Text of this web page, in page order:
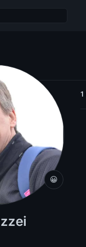
😀
1